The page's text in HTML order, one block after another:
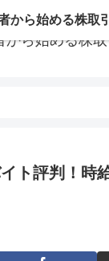
から始める株
ト評判！時
から始める株取引